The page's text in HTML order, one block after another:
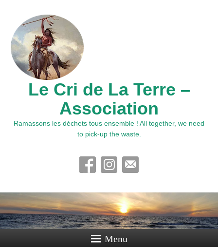
Le Cri de La Terre –
Association
Ramassons les déchets tous ensemble ! All together, we need
to pick-up the waste.
Menu